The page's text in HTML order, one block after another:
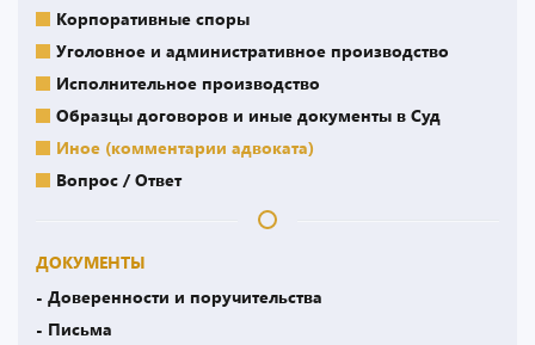
Корпоративные споры
Уголовное и административное производство
Исполнительное производство
Образцы договоров и иные документы в Суд
Иное (комментарии адвоката)
Вопрос / Ответ
ДОКУМЕНТЫ
- Доверенности и поручительства
- Письма